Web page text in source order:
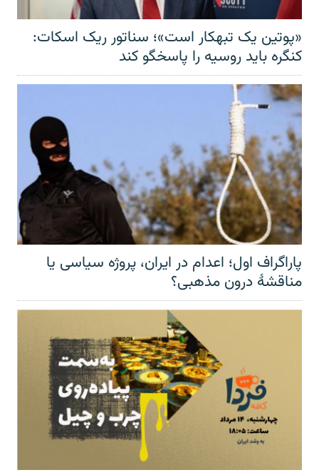
«پوتین یک تبهکار است»؛ سناتور ریک اسکات:
کنگره باید روسیه را پاسخگو کند
پاراگراف اول؛ اعدام در ایران، پروژه سیاسی یا
مناقشهٔ درون مذهبی؟